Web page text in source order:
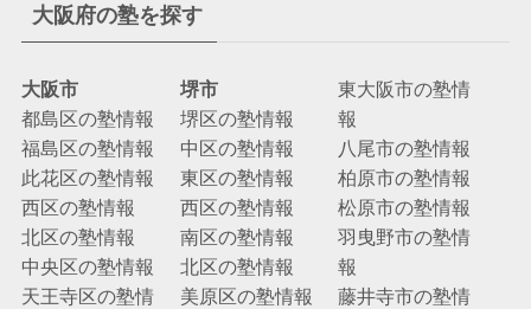
大阪府の塾を探す
大阪市
都島区の塾情報
福島区の塾情報
此花区の塾情報
西区の塾情報
北区の塾情報
中央区の塾情報
天王寺区の塾情
堺市
堺区の塾情報
中区の塾情報
東区の塾情報
西区の塾情報
南区の塾情報
北区の塾情報
美原区の塾情報
東大阪市の塾情
報
八尾市の塾情報
柏原市の塾情報
松原市の塾情報
羽曳野市の塾情
報
藤井寺市の塾情